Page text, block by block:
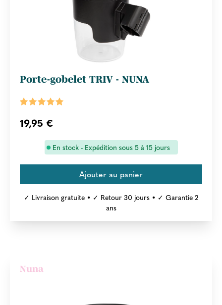
Porte-gobelet TRIV - NUNA
19,95 €
En stock - Expédition sous 5 à 15 jours
✓ Livraison gratuite • ✓ Retour 30 jours • ✓ Garantie 2
ans
Nuna